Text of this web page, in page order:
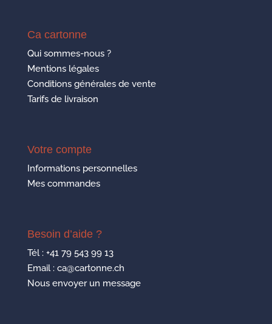
Ca cartonne
Qui sommes-nous ?
Mentions légales
Conditions générales de vente
Tarifs de livraison
Votre compte
Informations personnelles
Mes commandes
Besoin d’aide ?
Tél : +41 79 543 99 13
Email : ca@cartonne.ch
Nous envoyer un message